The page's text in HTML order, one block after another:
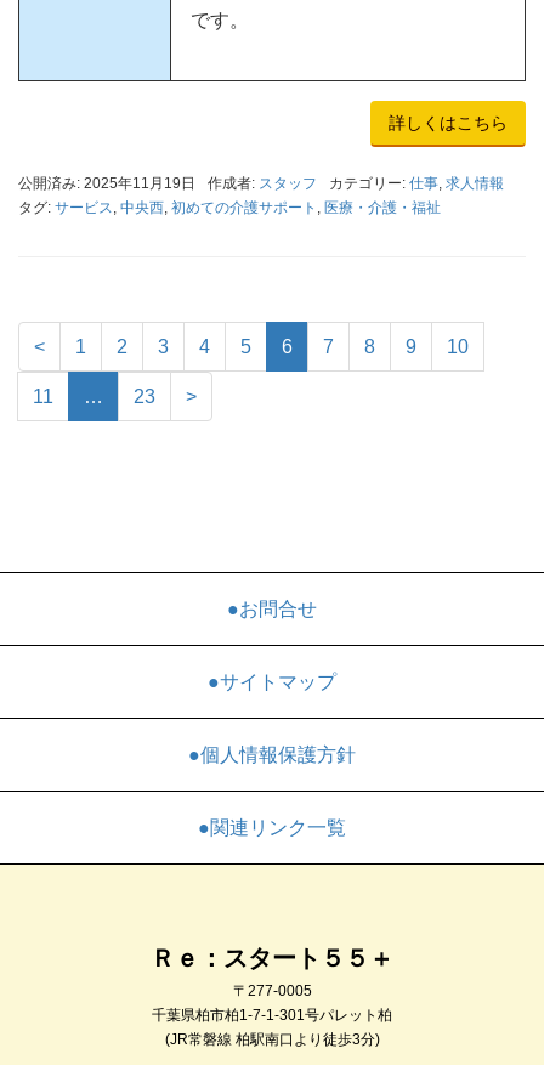
です。
詳しくはこちら
公開済み: 2025年11月19日 作成者: スタッフ カテゴリー: 仕事, 求人情報
タグ: サービス, 中央西, 初めての介護サポート , 医療・介護・福祉
< 1 2 3 4 5 6 7 8 9 10
11 … 23 >
●お問合せ
●サイトマップ
●個人情報保護方針
●関連リンク一覧
Ｒｅ：スタート５５＋
〒277-0005
千葉県柏市柏1-7-1-301号パレット柏
(JR常磐線 柏駅南口より徒歩3分)